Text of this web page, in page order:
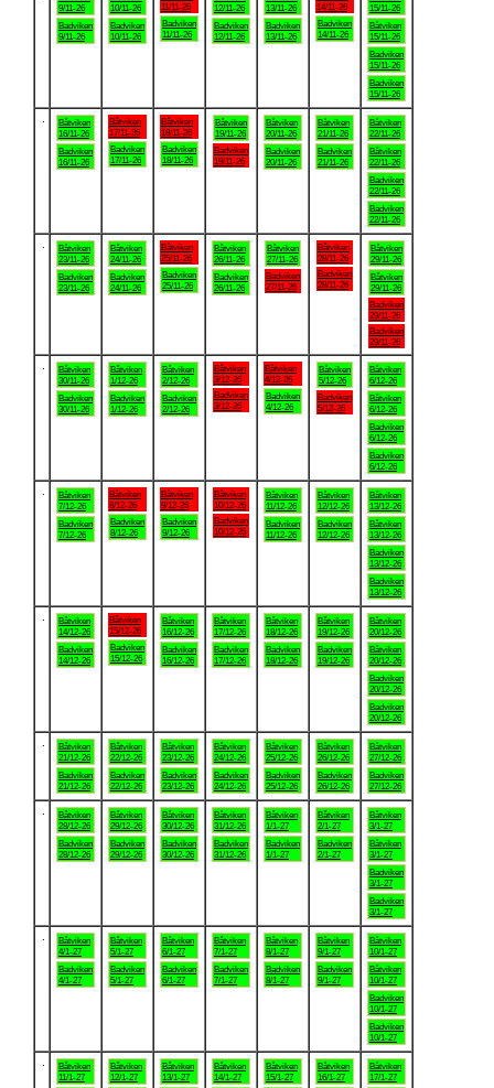
9/11-26
Badviken
9/11-26
10/11-26
Badviken
10/11-26
11/11-26
Badviken
11/11-26
12/11-26
Badviken
12/11-26
13/11-26
Badviken
13/11-26
14/11-26
Badviken
14/11-26
15/11-26
Båtviken
15/11-26
Badviken
15/11-26
Badviken
15/11-26
Båtviken
16/11-26
Badviken
16/11-26
Båtviken
17/11-26
Badviken
17/11-26
Båtviken
18/11-26
Badviken
18/11-26
Båtviken
19/11-26
Badviken
19/11-26
Båtviken
20/11-26
Badviken
20/11-26
Båtviken
21/11-26
Badviken
21/11-26
Båtviken
22/11-26
Båtviken
22/11-26
Badviken
22/11-26
Badviken
22/11-26
Båtviken
23/11-26
Badviken
23/11-26
Båtviken
24/11-26
Badviken
24/11-26
Båtviken
25/11-26
Badviken
25/11-26
Båtviken
26/11-26
Badviken
26/11-26
Båtviken
27/11-26
Badviken
27/11-26
Båtviken
28/11-26
Badviken
28/11-26
Båtviken
29/11-26
Båtviken
29/11-26
Badviken
29/11-26
Badviken
29/11-26
Båtviken
30/11-26
Badviken
30/11-26
Båtviken
1/12-26
Badviken
1/12-26
Båtviken
2/12-26
Badviken
2/12-26
Båtviken
3/12-26
Badviken
3/12-26
Båtviken
4/12-26
Badviken
4/12-26
Båtviken
5/12-26
Badviken
5/12-26
Båtviken
6/12-26
Båtviken
6/12-26
Badviken
6/12-26
Badviken
6/12-26
Båtviken
7/12-26
Badviken
7/12-26
Båtviken
8/12-26
Badviken
8/12-26
Båtviken
9/12-26
Badviken
9/12-26
Båtviken
10/12-26
Badviken
10/12-26
Båtviken
11/12-26
Badviken
11/12-26
Båtviken
12/12-26
Badviken
12/12-26
Båtviken
13/12-26
Båtviken
13/12-26
Badviken
13/12-26
Badviken
13/12-26
Båtviken
14/12-26
Badviken
14/12-26
Båtviken
15/12-26
Badviken
15/12-26
Båtviken
16/12-26
Badviken
16/12-26
Båtviken
17/12-26
Badviken
17/12-26
Båtviken
18/12-26
Badviken
18/12-26
Båtviken
19/12-26
Badviken
19/12-26
Båtviken
20/12-26
Båtviken
20/12-26
Badviken
20/12-26
Badviken
20/12-26
Båtviken
21/12-26
Badviken
21/12-26
Båtviken
22/12-26
Badviken
22/12-26
Båtviken
23/12-26
Badviken
23/12-26
Båtviken
24/12-26
Badviken
24/12-26
Båtviken
25/12-26
Badviken
25/12-26
Båtviken
26/12-26
Badviken
26/12-26
Båtviken
27/12-26
Badviken
27/12-26
Båtviken
28/12-26
Badviken
28/12-26
Båtviken
29/12-26
Badviken
29/12-26
Båtviken
30/12-26
Badviken
30/12-26
Båtviken
31/12-26
Badviken
31/12-26
Båtviken
1/1-27
Badviken
1/1-27
Båtviken
2/1-27
Badviken
2/1-27
Båtviken
3/1-27
Båtviken
3/1-27
Badviken
3/1-27
Badviken
3/1-27
Båtviken
4/1-27
Badviken
4/1-27
Båtviken
5/1-27
Badviken
5/1-27
Båtviken
6/1-27
Badviken
6/1-27
Båtviken
7/1-27
Badviken
7/1-27
Båtviken
8/1-27
Badviken
8/1-27
Båtviken
9/1-27
Badviken
9/1-27
Båtviken
10/1-27
Båtviken
10/1-27
Badviken
10/1-27
Badviken
10/1-27
Båtviken
11/1-27
Båtviken
12/1-27
Båtviken
13/1-27
Båtviken
14/1-27
Båtviken
15/1-27
Båtviken
16/1-27
Båtviken
17/1-27